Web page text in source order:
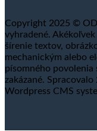
Copyright 2025 ©
vyhradené.
šírenie textov,
mechanickým alebo
písomného povolenia
zakázané.
Wordpress CMS